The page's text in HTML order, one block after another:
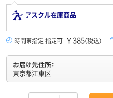
アスクル在庫商品
時間帯指定 指定可 ￥385（税込）
お届け先住所：
東京都江東区